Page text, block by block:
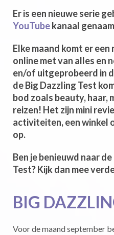
Er is een nieuwe serie
YouTubekanaal
Elke maand komt er
online met van alles en
en/of uitgeprobeerd in
de Big Dazzling Test
bod zoals beauty, haar,
reizen! Het zijn mini
activiteiten, een winkel
op.
Ben je benieuwd naar
Test? Kijk dan mee
BIG
Voor de maand september